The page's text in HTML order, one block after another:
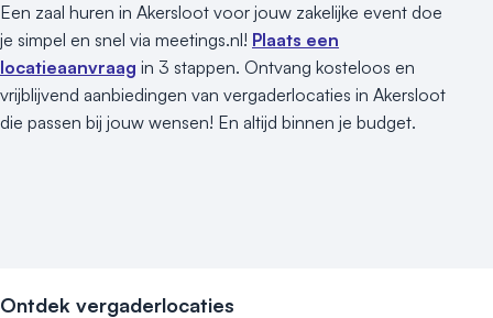
Een zaal huren in Akersloot voor jouw zakelijke event doe
je simpel en snel via meetings.nl! Plaats een
locatieaanvraag in 3 stappen. Ontvang kosteloos en
vrijblijvend aanbiedingen van vergaderlocaties in Akersloot
die passen bij jouw wensen! En altijd binnen je budget.
Ontdek vergaderlocaties